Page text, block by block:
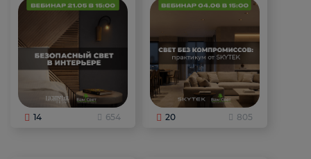
14 654 20 805